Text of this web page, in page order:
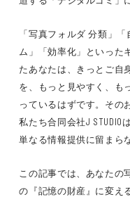
「写真フォルダ 分類」
ム」「効率化」といった
たあなたは、きっとご自
を、もっと見やすく、も
っているはずです。その
私たち合同会社J STUDIO
単なる情報提供に留まら
この記事では、あなたの
の『記憶の財産』に変え